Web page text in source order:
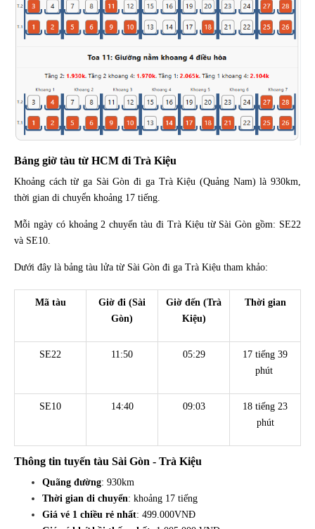
Bảng giờ tàu từ HCM đi Trà Kiệu
Khoảng cách từ ga Sài Gòn đi ga Trà Kiệu (Quảng Nam) là 930km,
thời gian di chuyển khoảng 17 tiếng.
Mỗi ngày có khoảng 2 chuyến tàu đi Trà Kiệu từ Sài Gòn gồm: SE22
và SE10.
Dưới đây là bảng tàu lửa từ Sài Gòn đi ga Trà Kiệu tham khảo:
Mã tàu
Giờ đi (Sài
Gòn)
Giờ đến (Trà
Kiệu)
Thời gian
SE22 11:50 05:29
17 tiếng 39
phút
SE10 14:40 09:03
18 tiếng 23
phút
Thông tin tuyến tàu Sài Gòn - Trà Kiệu
Quãng đường: 930km
Thời gian di chuyển: khoảng 17 tiếng
Giá vé 1 chiều rẻ nhất: 499.000VNĐ